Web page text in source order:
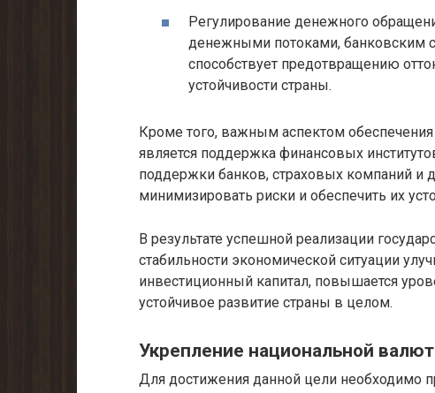
Регулирование денежного
денежными потоками, банковским
способствует предотвращению
устойчивости страны.
Кроме того, важным аспектом
является поддержка финансовых
поддержки банков, страховых компаний и
минимизировать риски и обеспечить их
В результате успешной реализации
стабильности экономической ситуации
инвестиционный капитал, повышается
устойчивое развитие страны в целом.
Укрепление национальной
Для достижения данной цели необходимо